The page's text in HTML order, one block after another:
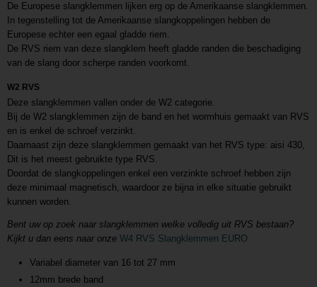
De Europese slangklemmen lijken erg op de Amerikaanse slangklemmen.
In tegenstelling tot de Amerikaanse slangkoppelingen hebben de
Europese echter een egaal gladde riem.
De RVS riem van deze slangklem heeft gladde randen die beschadiging
van de slang door scherpe randen voorkomt.
W2 RVS
Deze slangklemmen vallen onder de W2 categorie.
Bij de W2 slangklemmen zijn de band en het wormhuis gemaakt van RVS
en is enkel de schroef verzinkt.
Daarnaast zijn deze slangklemmen gemaakt van het RVS type: aisi 430,
Dit is het meest gebruikte type RVS.
Doordat de slangkoppelingen enkel een verzinkte schroef hebben zijn
deze minimaal magnetisch, waardoor ze bijna in elke situatie gebruikt
kunnen worden.
Bent uw op zoek naar slangklemmen welke volledig uit RVS bestaan?
Kijkt u dan eens naar onze W4 RVS Slangklemmen EURO
Variabel diameter van 16 tot 27 mm
12mm brede band